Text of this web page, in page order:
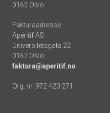
0162 Oslo
Fakturaadresse:
Apéritif AS
Universitetsgata 22
0162 Oslo
faktura@aperitif.no
Org. nr. 972 420 271